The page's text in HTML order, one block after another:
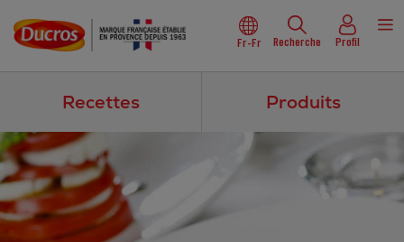
Fr-Fr Recherche Profil
Recettes Produits